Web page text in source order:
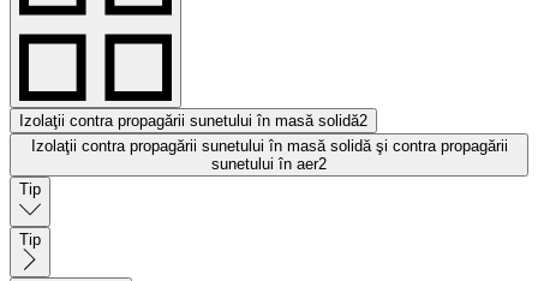
Izolaţii contra propagării sunetului în masă solidă2
Izolaţii contra propagării sunetului în masă solidă şi contra propagării
sunetului în aer2
Tip
Tip